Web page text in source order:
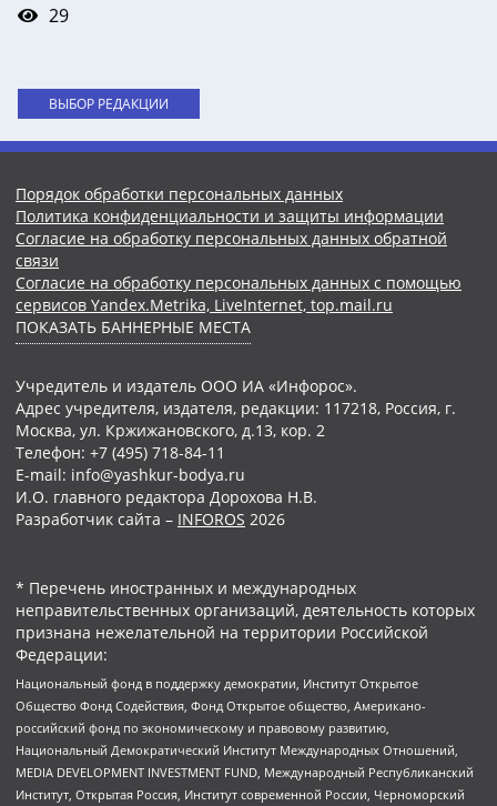
29
ВЫБОР РЕДАКЦИИ
Порядок обработки персональных данных
Политика конфиденциальности и защиты информации
Согласие на обработку персональных данных обратной
связи
Согласие на обработку персональных данных с помощью
сервисов Yandex.Metrika, LiveInternet, top.mail.ru
ПОКАЗАТЬ БАННЕРНЫЕ МЕСТА
Учредитель и издатель ООО ИА «Инфорос».
Адрес учредителя, издателя, редакции: 117218, Россия, г.
Москва, ул. Кржижановского, д.13, кор. 2
Телефон: +7 (495) 718-84-11
E-mail: info@yashkur-bodya.ru
И.О. главного редактора Дорохова Н.В.
Разработчик сайта – INFOROS 2026
* Перечень иностранных и международных
неправительственных организаций, деятельность которых
признана нежелательной на территории Российской
Федерации:
Национальный фонд в поддержку демократии, Институт Открытое
Общество Фонд Содействия, Фонд Открытое общество, Американо-
российский фонд по экономическому и правовому развитию,
Национальный Демократический Институт Международных Отношений,
MEDIA DEVELOPMENT INVESTMENT FUND, Международный Республиканский
Институт, Открытая Россия, Институт современной России, Черноморский